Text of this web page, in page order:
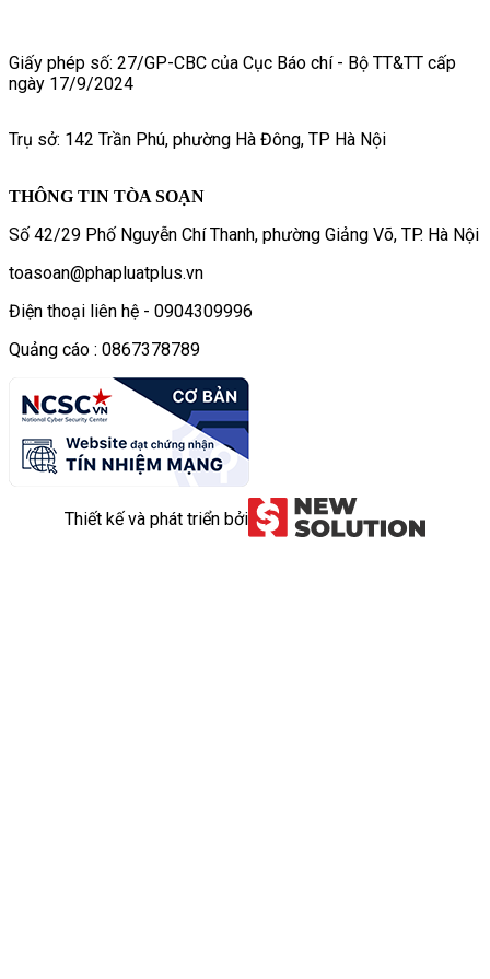
Giấy phép số: 27/GP-CBC của Cục Báo chí - Bộ TT&TT cấp
ngày 17/9/2024
Trụ sở: 142 Trần Phú, phường Hà Đông, TP Hà Nội
THÔNG TIN TÒA SOẠN
Số 42/29 Phố Nguyễn Chí Thanh, phường Giảng Võ, TP. Hà Nội
toasoan@phapluatplus.vn
Điện thoại liên hệ - 0904309996
Quảng cáo : 0867378789
Thiết kế và phát triển bởi